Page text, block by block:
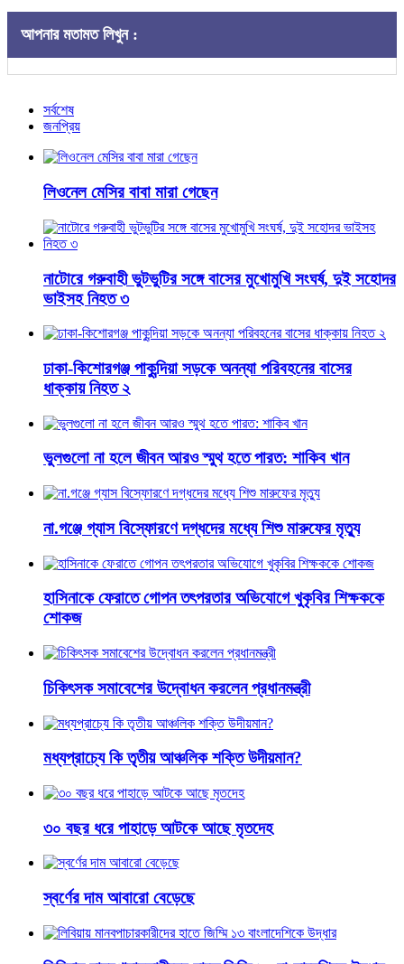
আপনার মতামত লিখুন :
সর্বশেষ
জনপ্রিয়
লিওনেল মেসির বাবা মারা গেছেন
নাটোরে গরুবাহী ভুটভুটির সঙ্গে বাসের মুখোমুখি সংঘর্ষ, দুই সহোদর
ভাইসহ নিহত ৩
ঢাকা-কিশোরগঞ্জ পাকুন্দিয়া সড়কে অনন্যা পরিবহনের বাসের
ধাক্কায় নিহত ২
ভুলগুলো না হলে জীবন আরও স্মুথ হতে পারত: শাকিব খান
না.গঞ্জে গ্যাস বিস্ফোরণে দগ্ধদের মধ্যে শিশু মারুফের মৃত্যু
হাসিনাকে ফেরাতে গোপন তৎপরতার অভিযোগে খুকৃবির শিক্ষককে
শোকজ
চিকিৎসক সমাবেশের উদ্বোধন করলেন প্রধানমন্ত্রী
মধ্যপ্রাচ্যে কি তৃতীয় আঞ্চলিক শক্তি উদীয়মান?
৩০ বছর ধরে পাহাড়ে আটকে আছে মৃতদেহ
স্বর্ণের দাম আবারো বেড়েছে